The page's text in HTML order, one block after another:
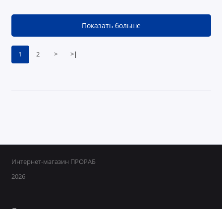
1 2 > >|
Показать больше
Интернет-магазин ПРОРАБ
2026